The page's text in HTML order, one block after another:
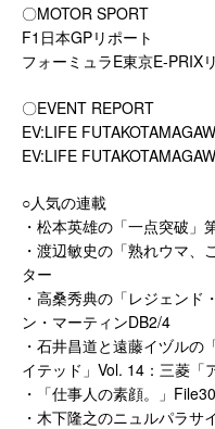
〇MOTOR SPORT
F1日本GPリポート
フォーミュラE東京E-PRIX
〇EVENT REPORT
EV:LIFE
EV:LIFE
○人気の連載
・松本英雄の「一点突破」
・渡辺敏史の「熟れウマ、
ター
・高桑秀典の「レジェンド
ン・マーティンDB2/4
・石井昌道と遠藤イヅル
イテッド」Vol. 14：三菱「
・「仕事人の素顔。」
・木下隆之のニュルパラサ